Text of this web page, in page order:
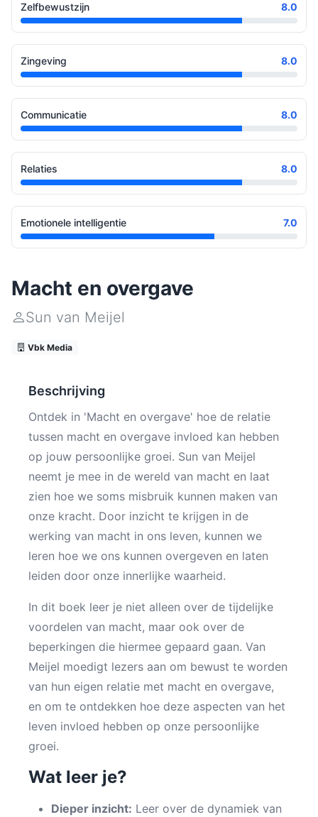
Zelfbewustzijn 8.0
Zingeving 8.0
Communicatie 8.0
Relaties 8.0
Emotionele intelligentie 7.0
Macht en overgave
Sun van Meijel
Vbk Media
Beschrijving
Ontdek in 'Macht en overgave' hoe de relatie
tussen macht en overgave invloed kan hebben
op jouw persoonlijke groei. Sun van Meijel
neemt je mee in de wereld van macht en laat
zien hoe we soms misbruik kunnen maken van
onze kracht. Door inzicht te krijgen in de
werking van macht in ons leven, kunnen we
leren hoe we ons kunnen overgeven en laten
leiden door onze innerlijke waarheid.
In dit boek leer je niet alleen over de tijdelijke
voordelen van macht, maar ook over de
beperkingen die hiermee gepaard gaan. Van
Meijel moedigt lezers aan om bewust te worden
van hun eigen relatie met macht en overgave,
en om te ontdekken hoe deze aspecten van het
leven invloed hebben op onze persoonlijke
groei.
Wat leer je?
Dieper inzicht: Leer over de dynamiek van